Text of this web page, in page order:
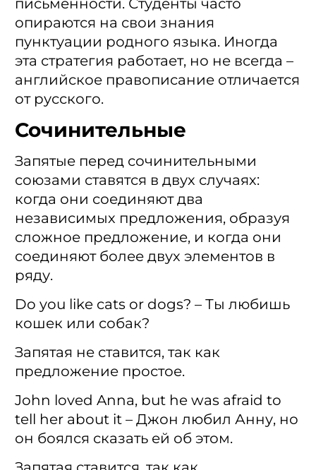
опираются на свои знания
пунктуации родного языка. Иногда
эта стратегия работает, но не всегда –
английское правописание отличается
от русского.
Сочинительные
Запятые перед сочинительными
союзами ставятся в двух случаях:
когда они соединяют два
независимых предложения, образуя
сложное предложение, и когда они
соединяют более двух элементов в
ряду.
Do you like cats or dogs? – Ты любишь
кошек или собак?
Запятая не ставится, так как
предложение простое.
John loved Anna, but he was afraid to
tell her about it – Джон любил Анну, но
он боялся сказать ей об этом.